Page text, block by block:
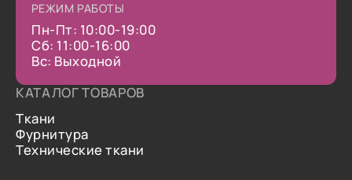
РЕЖИМ РАБОТЫ
Пн-Пт: 10:00-19:00
Сб: 11:00-16:00
Вс: Выходной
КАТАЛОГ ТОВАРОВ
Ткани
Фурнитура
Технические ткани